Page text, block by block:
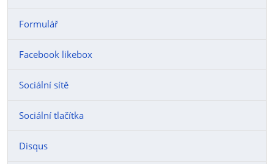
Formulář
Facebook likebox
Sociální sítě
Sociální tlačítka
Disqus